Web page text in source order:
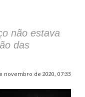
não estava
das
novembro de 2020, 07:33